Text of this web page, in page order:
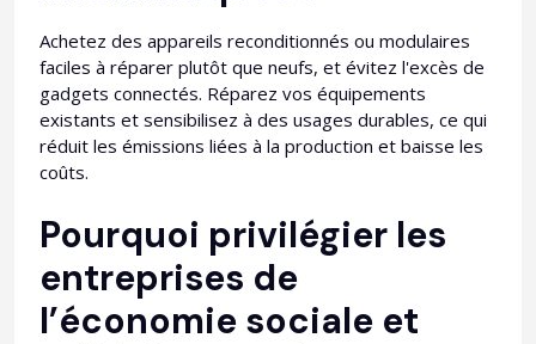
Achetez des appareils reconditionnés ou modulaires
faciles à réparer plutôt que neufs, et évitez l'excès de
gadgets connectés. Réparez vos équipements
existants et sensibilisez à des usages durables, ce qui
réduit les émissions liées à la production et baisse les
coûts.​
Pourquoi privilégier les
entreprises de
l’économie sociale et